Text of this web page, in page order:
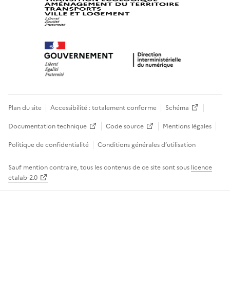
Plan du site Accessibilité : totalement conforme
Schéma
Documentation technique
Code source
Mentions légales
Politique de confidentialité
Conditions générales d’utilisation
Sauf mention contraire, tous les contenus de ce site sont sous licence
etalab-2.0